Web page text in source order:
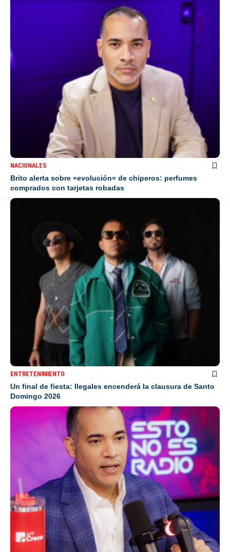
NACIONALES
Brito alerta sobre «evolución» de chiperos: perfumes
comprados con tarjetas robadas
ENTRETENIMIENTO
Un final de fiesta: Ilegales encenderá la clausura de Santo
Domingo 2026